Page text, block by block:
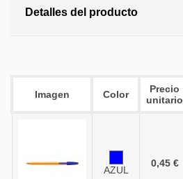
Detalles del producto
Imagen Color
Precio
unitario
AZUL
0,45 €